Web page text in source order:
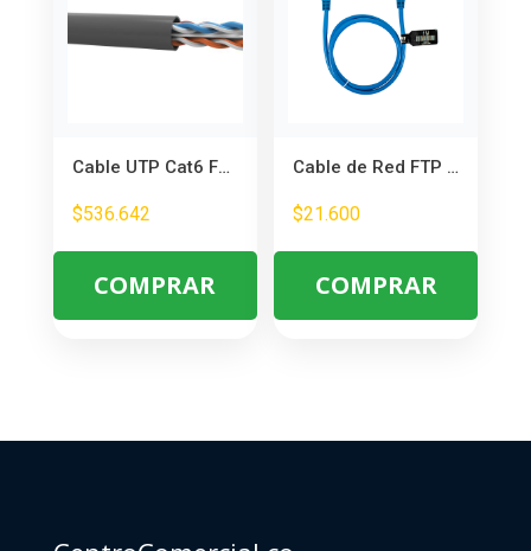
Cable UTP Cat6 FURUKAWACAT6 – Alta Velocidad para Redes Gigabit
$536.642
COMPRAR
Cable de Red FTP Cat 6 1 Metro Blindado – Mayor Distancia y Aislamiento
$21.600
COMPRAR